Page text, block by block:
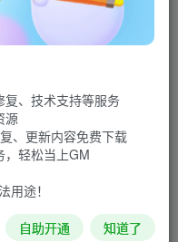
。 模拟你自己的FPV
和真实飞行一样的感
！"。
复、技术支持等服务
源
、更新内容免费下载
，轻松当上GM
用途！
自助开通 知道了